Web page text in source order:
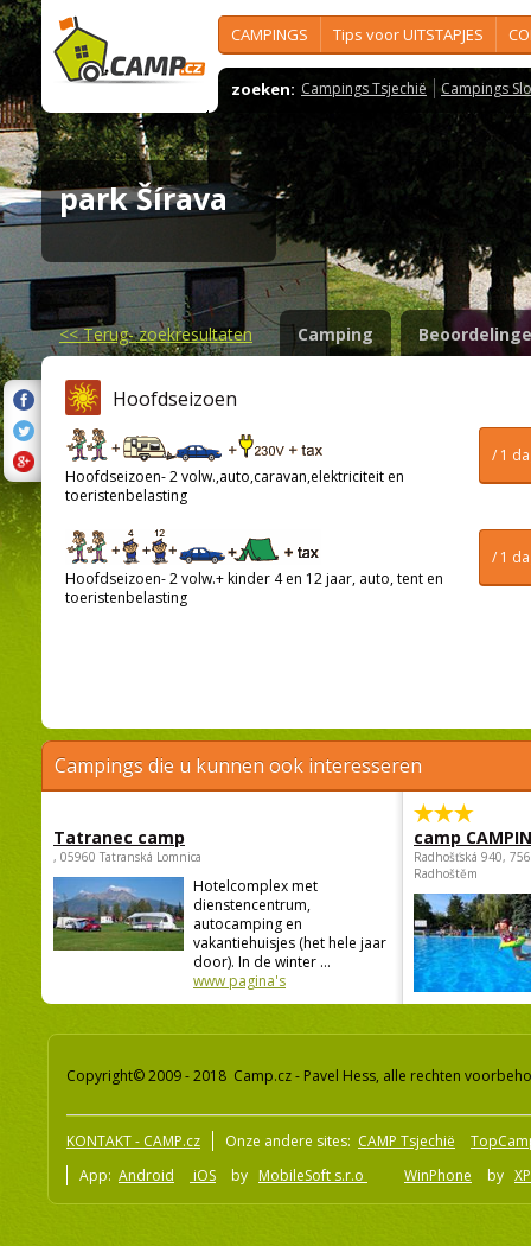
CAMPINGS Tips voor UITSTAPJES
zoeken: Campings Tsjechië Campings
park Šírava
<<Terug- zoekresultaten Camping
Hoofdseizoen
/ 1
Hoofdseizoen- 2 volw.,auto,caravan,elektriciteit en
toeristenbelasting
/ 1
Hoofdseizoen- 2 volw.+ kinder 4 en 12 jaar, auto, tent en
toeristenbelasting
Campings die u kunnen ook interesseren
Tatranec camp
, 05960 Tatranská Lomnica
Hotelcomplex met
dienstencentrum,
autocamping en
vakantiehuisjes (het hele jaar
door). In de winter ...
www pagina's
camp
Radhošťská 940,
Radhoštěm
Copyright© 2009 - 2018 Camp.cz - Pavel Hess, alle rechten
KONTAKT - CAMP.cz Onze andere sites: CAMP Tsjechië
App: Android iOS by MobileSoft s.r.o WinPhone by